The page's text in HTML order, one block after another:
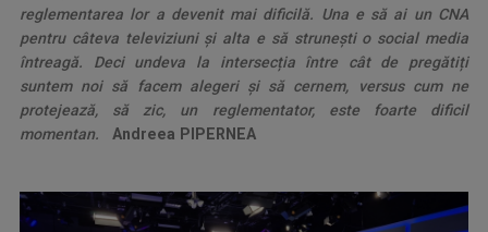
reglementarea lor a devenit mai dificilă. Una e să ai un CNA
pentru câteva televiziuni și alta e să strunești o social media
întreagă. Deci undeva la intersecția între cât de pregătiți
suntem noi să facem alegeri și să cernem, versus cum ne
protejează, să zic, un reglementator, este foarte dificil
momentan.
Andreea PIPERNEA